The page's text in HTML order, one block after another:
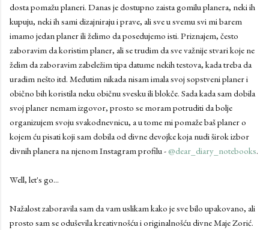
dosta pomažu planeri. Danas je dostupno zaista gomilu planera, neki ih
kupuju, neki ih sami dizajniraju i prave, ali sve u svemu svi mi barem
imamo jedan planer ili želimo da posedujemo isti. Priznajem, često
zaboravim da koristim planer, ali se trudim da sve važnije stvari koje ne
želim da zaboravim zabeležim tipa datume nekih testova, kada treba da
uradim nešto itd. Međutim nikada nisam imala svoj sopstveni planer i
obično bih koristila neku običnu svesku ili blokče. Sada kada sam dobila
svoj planer nemam izgovor, prosto se moram potruditi da bolje
organizujem svoju svakodnevnicu, a u tome mi pomaže baš planer o
kojem ću pisati koji sam dobila od divne devojke koja nudi širok izbor
divnih planera na njenom Instagram profilu - @dear_diary_notebooks.
Well, let's go...
Nažalost zaboravila sam da vam uslikam kako je sve bilo upakovano, ali
prosto sam se oduševila kreativnošću i originalnošću divne Maje Zorić.